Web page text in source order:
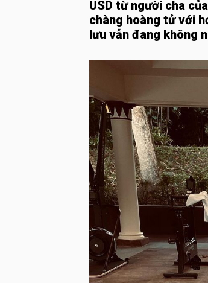
USD từ người cha
chàng hoàng tử với
lưu vẫn đang không